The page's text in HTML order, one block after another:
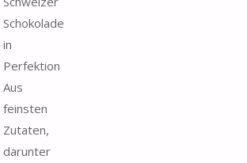
Schokolade
in
Perfektion
Aus
feinsten
Zutaten,
darunter